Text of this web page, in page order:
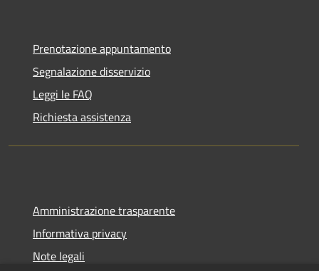
Prenotazione appuntamento
Segnalazione disservizio
Leggi le FAQ
Richiesta assistenza
Amministrazione trasparente
Informativa privacy
Note legali